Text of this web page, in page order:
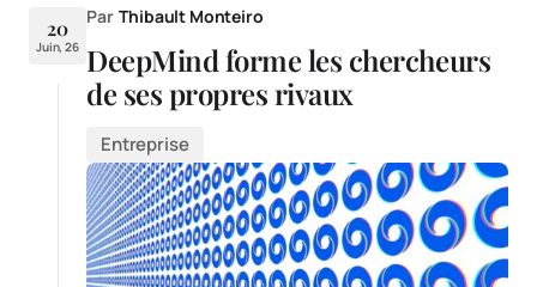
20
Juin, 26
Par Thibault Monteiro
DeepMind forme les chercheurs
de ses propres rivaux
Entreprise